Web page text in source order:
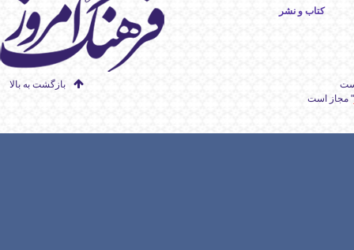
کتاب و نشر
بازگشت به بالا
" مجاز است